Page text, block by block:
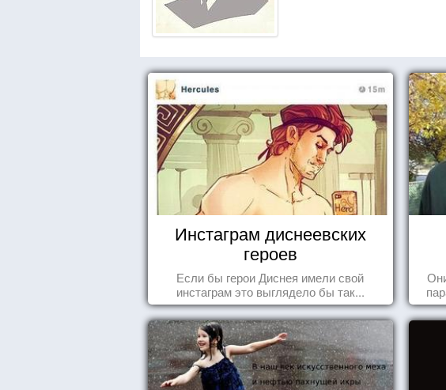
Инстаграм диснеевских
героев
Если бы герои Диснея имели свой
инстаграм это выглядело бы так...